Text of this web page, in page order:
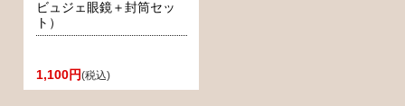
ビュジェ眼鏡＋封筒セッ
ト）
1,100円(税込)